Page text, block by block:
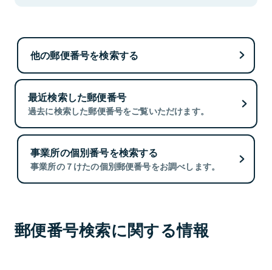
他の郵便番号を検索する
最近検索した郵便番号
過去に検索した郵便番号をご覧いただけます。
事業所の個別番号を検索する
事業所の７けたの個別郵便番号をお調べします。
郵便番号検索に関する情報